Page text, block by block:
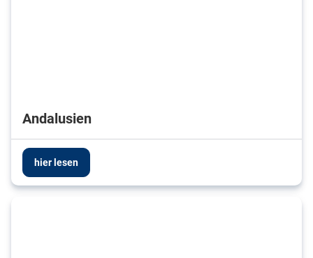
Andalusien
hier lesen